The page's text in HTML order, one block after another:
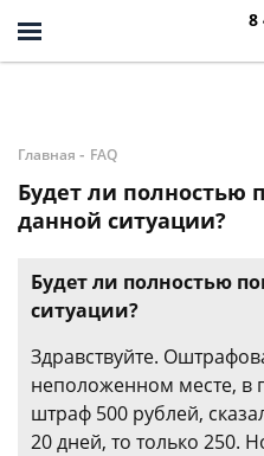
8
Главная - FAQ
Будет ли полностью
данной ситуации?
Будет ли полностью
ситуации?
Здравствуйте.
неположенном месте, в
штраф 500 рублей,
20 дней, то только 250.